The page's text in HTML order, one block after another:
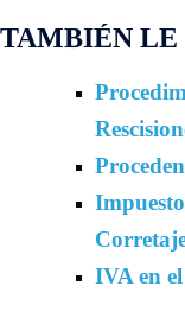
TAMBIÉN LE
IVA en